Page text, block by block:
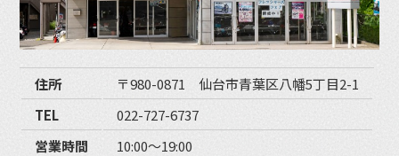
住所
〒980-0871 仙台市青葉区八幡5丁目2-1
TEL
022-727-6737
営業時間
10:00〜19:00